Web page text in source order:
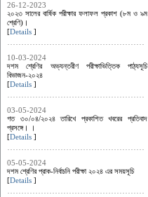
26-12-2023
২০২৩ সালের বার্ষিক পরীক্ষার ফলাফল প্রকাশ (৮ম ও ৯ম
শ্রেণি)।
[Details ]
10-03-2024
দশম শ্রেণির অভ্যন্তরীণ পরীক্ষাভিত্তিক পাঠ্যসূচি
বিভাজন-২০২৪
[Details ]
03-05-2024
গত ৩০/০৪/২০২৪ তারিখে প্রকাশিত খবরের প্রতিবাদ
প্রসঙ্গে। ।
[Details ]
05-05-2024
দশম শ্রেণির প্রাক-নির্বাচনি পরীক্ষা ২০২৪ এর সময়সূচি
[Details ]